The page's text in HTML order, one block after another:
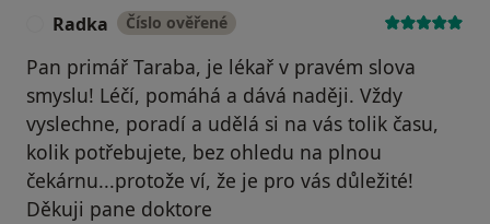
Radka Číslo ověřené
Pan primář Taraba, je lékař v pravém slova
smyslu! Léčí, pomáhá a dává naději. Vždy
vyslechne, poradí a udělá si na vás tolik času,
kolik potřebujete, bez ohledu na plnou
čekárnu...protože ví, že je pro vás důležité!
Děkuji pane doktore